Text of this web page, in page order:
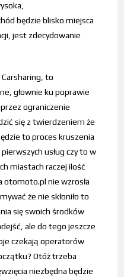
będzie blisko miejsca
jest zdecydowanie
Carsharing, to
głownie ku poprawie
ograniczenie
się z twierdzeniem że
to proces kruszenia
usług czy to w
miastach raczej ilość
otomoto.pl nie wzrosła
że nie skłoniło to
się swoich środków
ale do tego jeszcze
czekają operatorów
Otóż trzeba
niezbędna będzie